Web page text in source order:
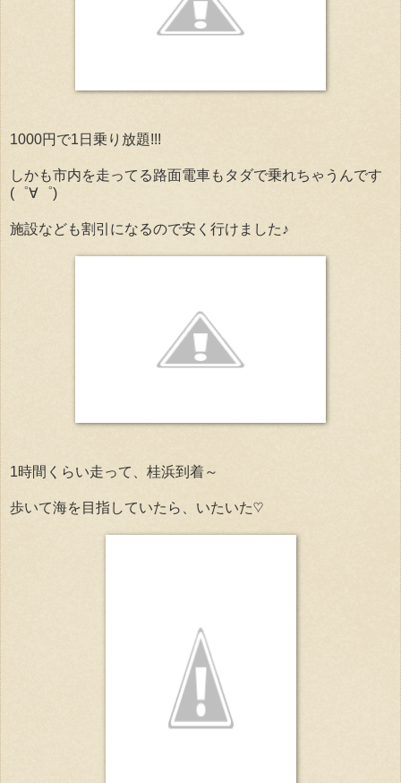
1000円で1日乗り放題!!!
しかも市内を走ってる路面電車もタダで乗れちゃうんです
(゜∀゜)
施設なども割引になるので安く行けました♪
1時間くらい走って、桂浜到着～
歩いて海を目指していたら、いたいた♡